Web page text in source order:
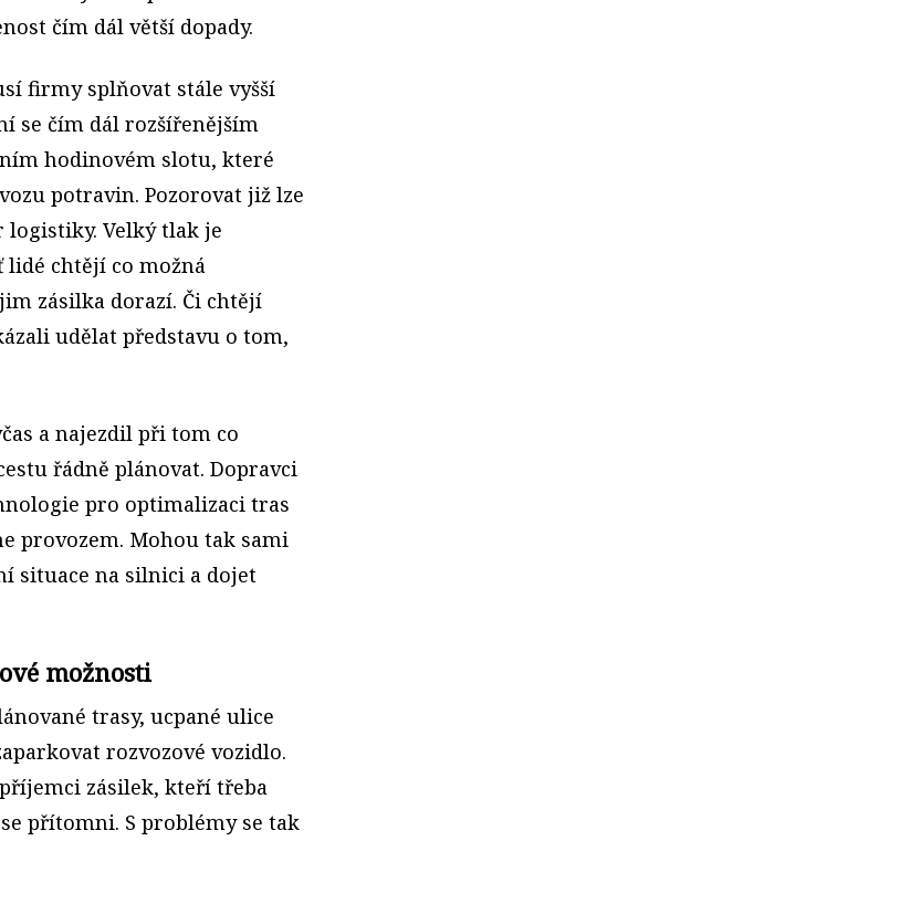
čím dál větší dopady.
firmy splňovat stále vyšší
se čím dál rozšířenějším
hodinovém slotu, které
potravin. Pozorovat již lze
logistiky. Velký tlak je
chtějí co možná
zásilka dorazí. Či chtějí
udělat představu o tom,
a najezdil při tom co
řádně plánovat. Dopravci
pro optimalizaci tras
provozem. Mohou tak sami
situace na silnici a dojet
možnosti
trasy, ucpané ulice
rozvozové vozidlo.
zásilek, kteří třeba
přítomni. S problémy se tak